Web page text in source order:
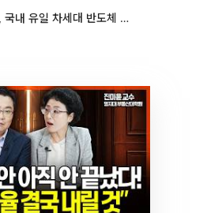
라온로보틱스, 국내 유일 차세대 반도체 공정 로봇 개발 ‘고객사 테스트 진행’